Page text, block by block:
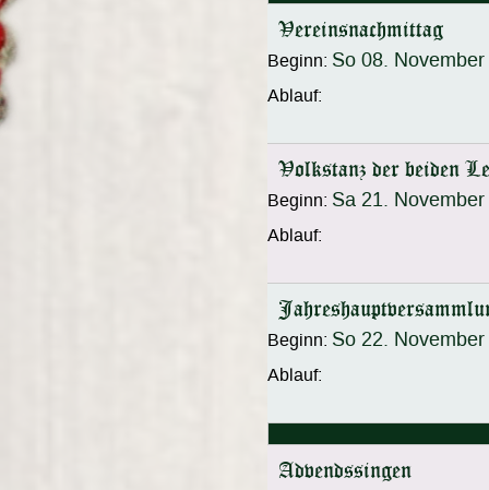
Vereinsnachmittag
Beginn: So 08.
Ablauf:
Volkstanz der beiden
Beginn: Sa 21.
Ablauf:
Beginn: So 22.
Ablauf:
Advendssingen